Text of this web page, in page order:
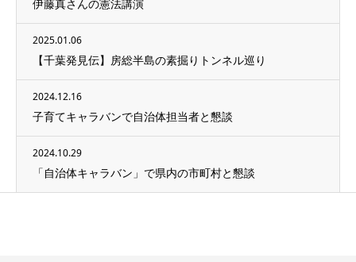
伊藤真さんの憲法講演
2025.01.06
【千葉発見伝】房総半島の素掘りトンネル巡り
2024.12.16
子育てキャラバンで自治体担当者と懇談
2024.10.29
「自治体キャラバン」で県内の市町村と懇談